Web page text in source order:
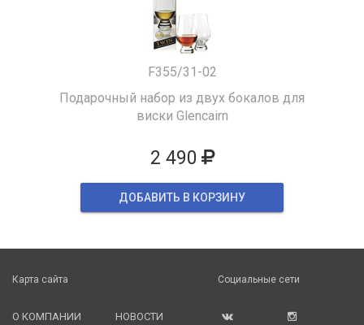
F355/31-02
Подарочный набор из двух бокалов для
виски Glencairn
2 490
ДОБАВИТЬ В КОРЗИНУ
Карта сайта
О КОМПАНИИ НОВОСТИ
Социальные сети